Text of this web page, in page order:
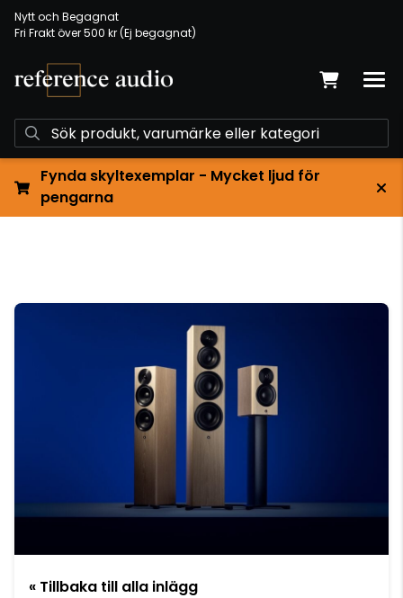
Nytt och Begagnat
Fri Frakt över 500 kr (Ej begagnat)
Fynda skyltexemplar - Mycket ljud för
pengarna
« Tillbaka till alla inlägg